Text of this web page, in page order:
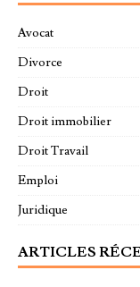
Avocat
Divorce
Droit
Droit immobilier
Droit Travail
Emploi
Juridique
ARTICLES